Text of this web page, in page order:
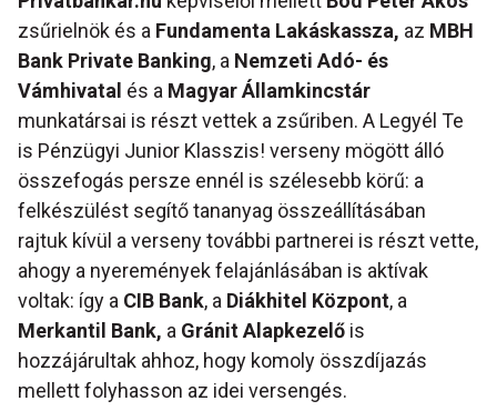
zsűrielnök és a Fundamenta Lakáskassza, az MBH
Bank Private Banking, a Nemzeti Adó- és
Vámhivatal és a Magyar Államkincstár
munkatársai is részt vettek a zsűriben. A Legyél Te
is Pénzügyi Junior Klasszis! verseny mögött álló
összefogás persze ennél is szélesebb körű: a
felkészülést segítő tananyag összeállításában
rajtuk kívül a verseny további partnerei is részt vette,
ahogy a nyeremények felajánlásában is aktívak
voltak: így a CIB Bank, a Diákhitel Központ, a
Merkantil Bank, a Gránit Alapkezelő is
hozzájárultak ahhoz, hogy komoly összdíjazás
mellett folyhasson az idei versengés.